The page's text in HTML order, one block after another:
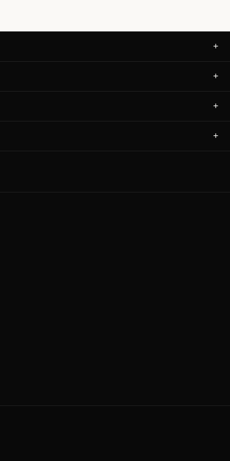
+
+
+
+